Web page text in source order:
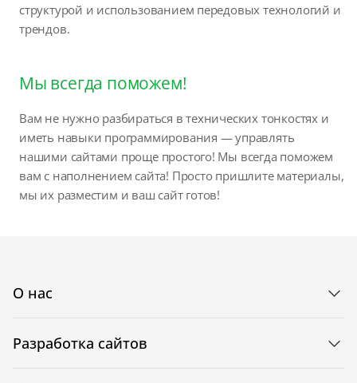
структурой и использованием передовых технологий и
трендов.
Мы всегда поможем!
Вам не нужно разбираться в технических тонкостях и
иметь навыки программирования — управлять
нашими сайтами проще простого! Мы всегда поможем
вам с наполнением сайта! Просто пришлите материалы,
мы их разместим и ваш сайт готов!
О нас
Разработка сайтов